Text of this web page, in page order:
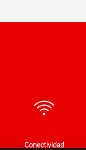
Conectividad